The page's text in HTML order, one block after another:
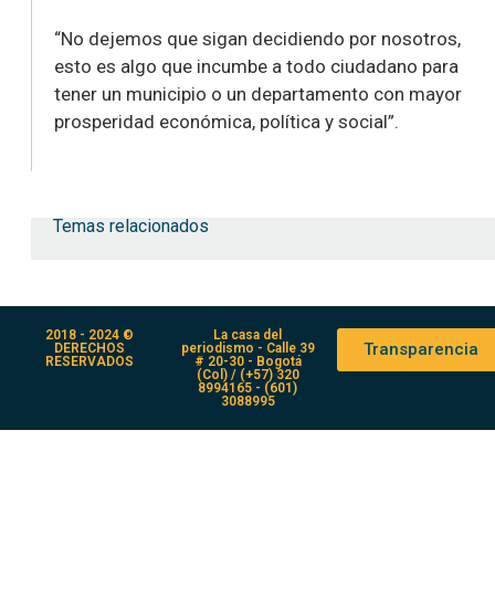
“No dejemos que sigan decidiendo por nosotros,
esto es algo que incumbe a todo ciudadano para
tener un municipio o un departamento con mayor
prosperidad económica, política y social”.
Temas relacionados
2018 - 2024 ©
DERECHOS
RESERVADOS
La casa del
periodismo - Calle 39
# 20-30 - Bogotá
(Col) / (+57) 320
8994165 - (601)
3088995
Transparencia